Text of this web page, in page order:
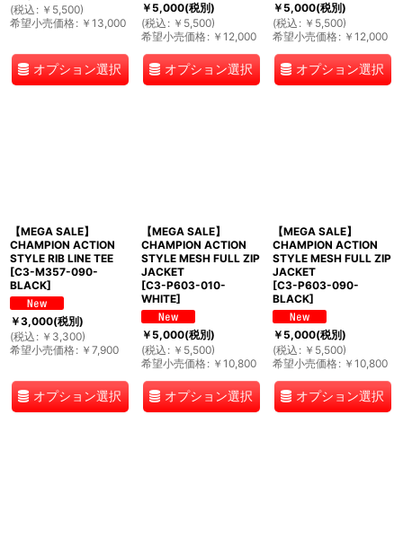
(税込 : ￥ 5,500)
希望小売価格: ￥ 13,000
オプション選択
￥5,000(税別)
(税込 : ￥ 5,500)
希望小売価格: ￥ 12,000
オプション選択
￥5,000(税別)
(税込 : ￥ 5,500)
希望小売価格: ￥ 12,000
オプション選択
【MEGA SALE】
CHAMPION ACTION
STYLE RIB LINE TEE
[C3-M357-090-
BLACK]
￥3,000(税別)
(税込 : ￥ 3,300)
希望小売価格: ￥ 7,900
オプション選択
【MEGA SALE】
CHAMPION ACTION
STYLE MESH FULL ZIP
JACKET
[C3-P603-010-
WHITE]
￥5,000(税別)
(税込 : ￥ 5,500)
希望小売価格: ￥ 10,800
オプション選択
【MEGA SALE】
CHAMPION ACTION
STYLE MESH FULL ZIP
JACKET
[C3-P603-090-
BLACK]
￥5,000(税別)
(税込 : ￥ 5,500)
希望小売価格: ￥ 10,800
オプション選択